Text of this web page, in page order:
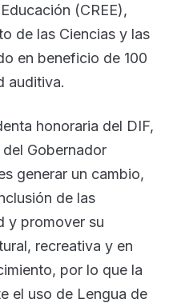
(CREE),
de las Ciencias y las
en beneficio de 100
auditiva.
honoraria del DIF,
Gobernador
generar un cambio,
de las
y promover su
recreativa y en
por lo que la
el uso de Lengua de